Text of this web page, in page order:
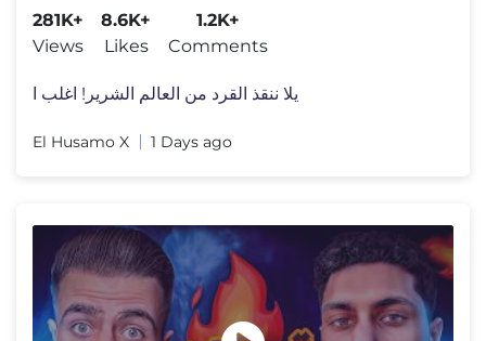
281K+
Views
8.6K+
Likes
1.2K+
Comments
يلا ننقذ القرد من العالم الشرير! اغلب ا
El Husamo X 1 Days ago